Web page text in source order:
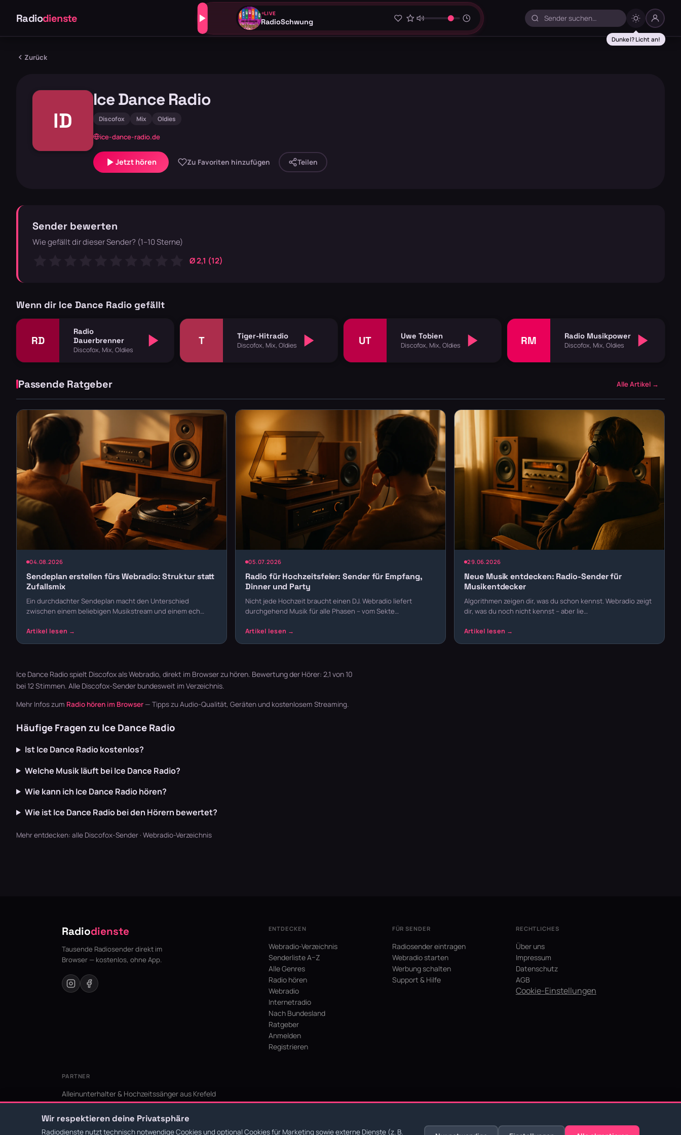
Radiodienste LIVE
RadioSchwung
Zurück
ID
Ice Dance Radio
Discofox Mix Oldies
ice-dance-radio.de
Jetzt hören Zu Favoriten hinzufügen Teilen
Sender bewerten
Wie gefällt dir dieser Sender? (1–10 Sterne)
Ø 2,1 (12)
Wenn dir Ice Dance Radio gefällt
RD
Radio
Dauerbrenner
Discofox, Mix, Oldies
T Tiger-Hitradio
Discofox, Mix, Oldies UT Uwe Tobien
Discofox, Mix, Oldies RM Radio Musikpower
Discofox, Mix, Oldies
Passende Ratgeber Alle Artikel →
04.08.2026
Sendeplan erstellen fürs Webradio: Struktur statt
Zufallsmix
Ein durchdachter Sendeplan macht den Unterschied
zwischen einem beliebigen Musikstream und einem ech…
05.07.2026
Radio für Hochzeitsfeier: Sender für Empfang,
Dinner und Party
Nicht jede Hochzeit braucht einen DJ. Webradio liefert
durchgehend Musik für alle Phasen – vom Sekte…
29.06.2026
Neue Musik entdecken: Radio-Sender für
Musikentdecker
Algorithmen zeigen dir, was du schon kennst. Webradio zeigt
dir, was du noch nicht kennst – aber lie…
Ice Dance Radio spielt Discofox als Webradio, direkt im Browser zu hören. Bewertung der Hörer: 2,1 von 10
bei 12 Stimmen. Alle Discofox-Sender bundesweit im Verzeichnis.
Mehr Infos zum Radio hören im Browser — Tipps zu Audio-Qualität, Geräten und kostenlosem Streaming.
Häufige Fragen zu Ice Dance Radio
Ist Ice Dance Radio kostenlos?
Welche Musik läuft bei Ice Dance Radio?
Wie kann ich Ice Dance Radio hören?
Wie ist Ice Dance Radio bei den Hörern bewertet?
Mehr entdecken: alle Discofox-Sender · Webradio-Verzeichnis
Radiodienste
Tausende Radiosender direkt im
Browser — kostenlos, ohne App.
ENTDECKEN
Webradio-Verzeichnis
Senderliste A–Z
Alle Genres
Radio hören
Webradio
Internetradio
Nach Bundesland
Ratgeber
Anmelden
Registrieren
FÜR SENDER
Radiosender eintragen
Webradio starten
Werbung schalten
Support & Hilfe
RECHTLICHES
Über uns
Impressum
Datenschutz
AGB
Cookie-Einstellungen
PARTNER
Alleinunterhalter & Hochzeitssänger aus Krefeld
KI Niederrhein - Agentur aus Krefeld für den Niederrhein
Wir respektieren deine Privatsphäre
Radiodienste nutzt technisch notwendige Cookies und optional Cookies für Marketing sowie externe Dienste (z. B.